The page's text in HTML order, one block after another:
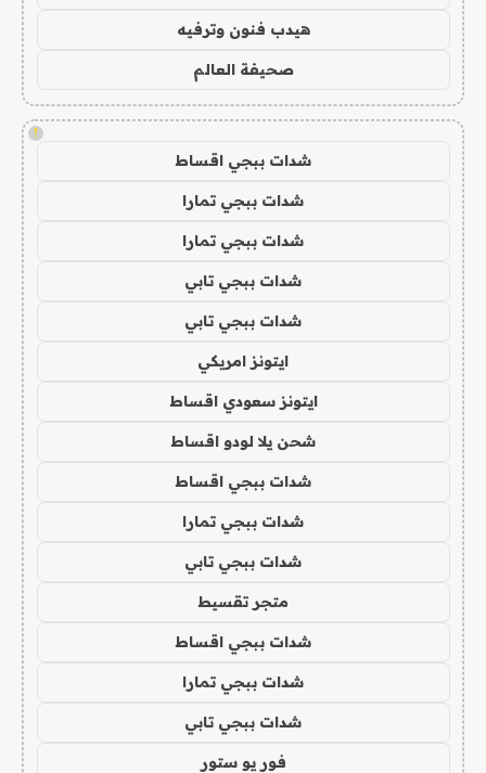
هيدب فنون وترفيه
صحيفة العالم
!
شدات ببجي اقساط
شدات ببجي تمارا
شدات ببجي تمارا
شدات ببجي تابي
شدات ببجي تابي
ايتونز امريكي
ايتونز سعودي اقساط
شحن يلا لودو اقساط
شدات ببجي اقساط
شدات ببجي تمارا
شدات ببجي تابي
متجر تقسيط
شدات ببجي اقساط
شدات ببجي تمارا
شدات ببجي تابي
فور يو ستور